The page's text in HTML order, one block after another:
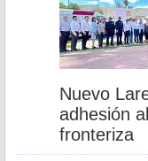
Nuevo
adhesión
fronteriza